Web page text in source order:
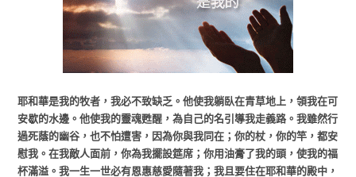
耶和華是我的牧者，我必不致缺乏。他使我躺臥在青草地上，領我在可
安歇的水邊。他使我的靈魂甦醒，為自己的名引導我走義路。我雖然行
過死蔭的幽谷，也不怕遭害，因為你與我同在；你的杖，你的竿，都安
慰我。在我敵人面前，你為我擺設筵席；你用油膏了我的頭，使我的福
杯滿溢。我一生一世必有恩惠慈愛隨著我；我且要住在耶和華的殿中，